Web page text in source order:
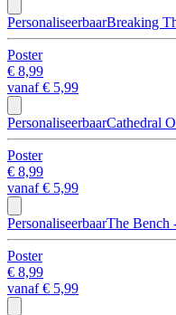
PersonaliseerbaarBreaking
Poster
€ 8,99
vanaf€ 5,99
PersonaliseerbaarCathedral
Poster
€ 8,99
vanaf€ 5,99
PersonaliseerbaarThe Bench
Poster
€ 8,99
vanaf€ 5,99